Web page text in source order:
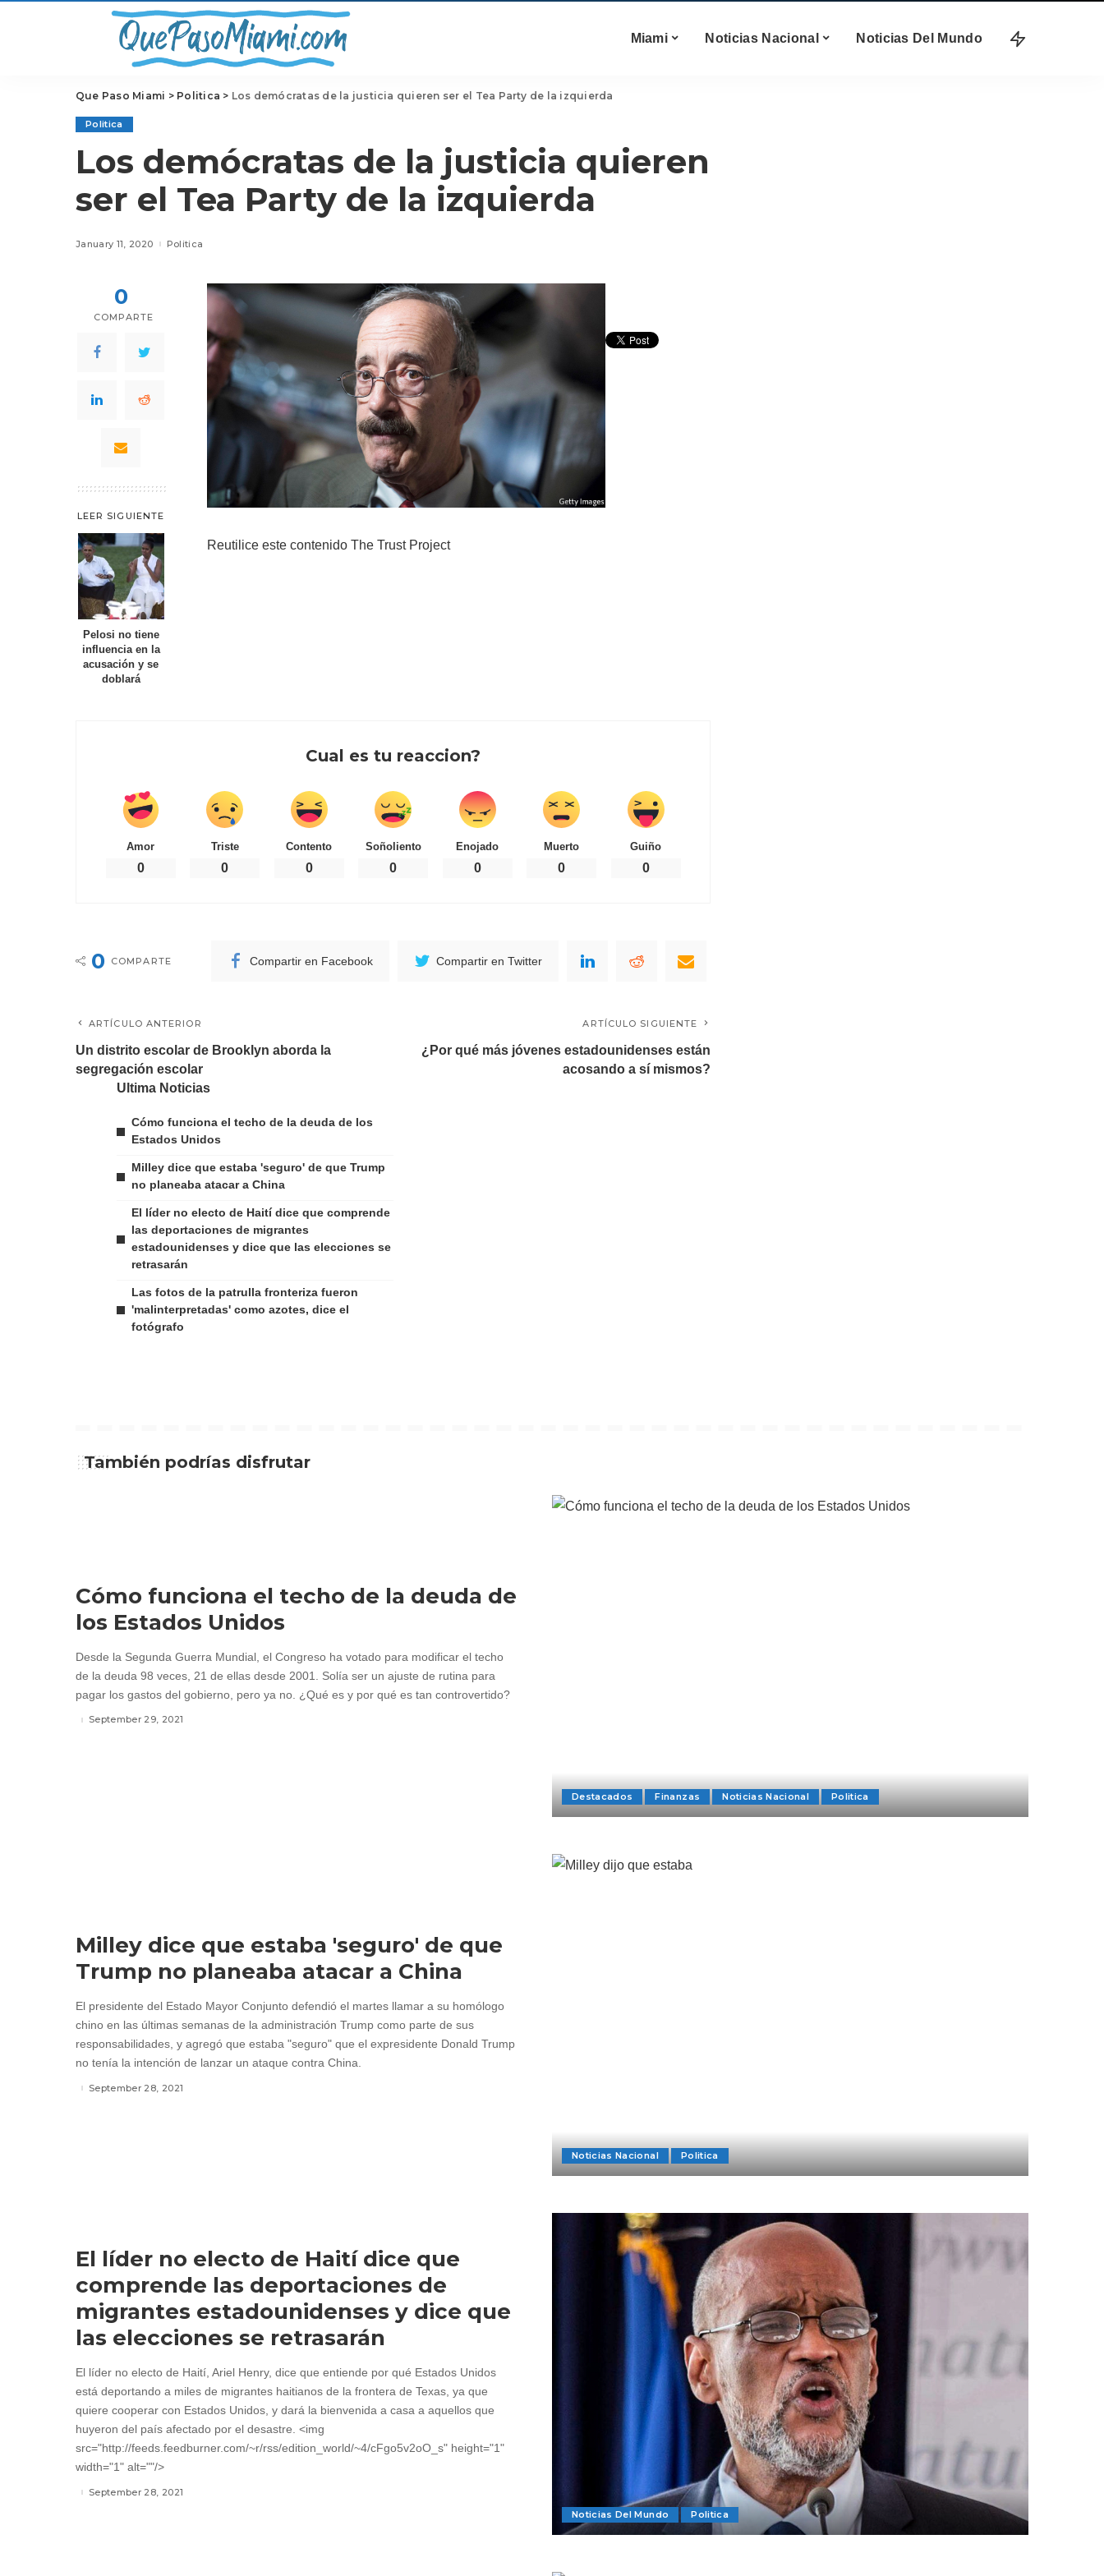
Miami Noticias Nacional Noticias Del Mundo
Que Paso Miami > Politica > Los demócratas de la justicia quieren ser el Tea Party de la izquierda
Politica
Los demócratas de la justicia quieren
ser el Tea Party de la izquierda
January 11, 2020 Politica
0
COMPARTE
LEER SIGUIENTE
Pelosi no tiene
influencia en la
acusación y se
doblará
Reutilice este contenido The Trust Project
Cual es tu reaccion?
Amor
0
Triste
0
Contento
0
Soñoliento
0
Enojado
0
Muerto
0
Guiño
0
0 COMPARTE Compartir en Facebook Compartir en Twitter
ARTÍCULO ANTERIOR
Un distrito escolar de Brooklyn aborda la
segregación escolar
ARTÍCULO SIGUIENTE
¿Por qué más jóvenes estadounidenses están
acosando a sí mismos?
Ultima Noticias
Cómo funciona el techo de la deuda de los
Estados Unidos
Milley dice que estaba 'seguro' de que Trump
no planeaba atacar a China
El líder no electo de Haití dice que comprende
las deportaciones de migrantes
estadounidenses y dice que las elecciones se
retrasarán
Las fotos de la patrulla fronteriza fueron
'malinterpretadas' como azotes, dice el
fotógrafo
También podrías disfrutar
Destacados Finanzas Noticias Nacional Politica
Cómo funciona el techo de la deuda de
los Estados Unidos
Desde la Segunda Guerra Mundial, el Congreso ha votado para modificar el techo
de la deuda 98 veces, 21 de ellas desde 2001. Solía ser un ajuste de rutina para
pagar los gastos del gobierno, pero ya no. ¿Qué es y por qué es tan controvertido?
September 29, 2021
Noticias Nacional Politica
Milley dice que estaba 'seguro' de que
Trump no planeaba atacar a China
El presidente del Estado Mayor Conjunto defendió el martes llamar a su homólogo
chino en las últimas semanas de la administración Trump como parte de sus
responsabilidades, y agregó que estaba "seguro" que el expresidente Donald Trump
no tenía la intención de lanzar un ataque contra China.
September 28, 2021
Noticias Del Mundo Politica
El líder no electo de Haití dice que
comprende las deportaciones de
migrantes estadounidenses y dice que
las elecciones se retrasarán
El líder no electo de Haití, Ariel Henry, dice que entiende por qué Estados Unidos
está deportando a miles de migrantes haitianos de la frontera de Texas, ya que
quiere cooperar con Estados Unidos, y dará la bienvenida a casa a aquellos que
huyeron del país afectado por el desastre. <img
src="http://feeds.feedburner.com/~r/rss/edition_world/~4/cFgo5v2oO_s" height="1"
width="1" alt=""/>
September 28, 2021